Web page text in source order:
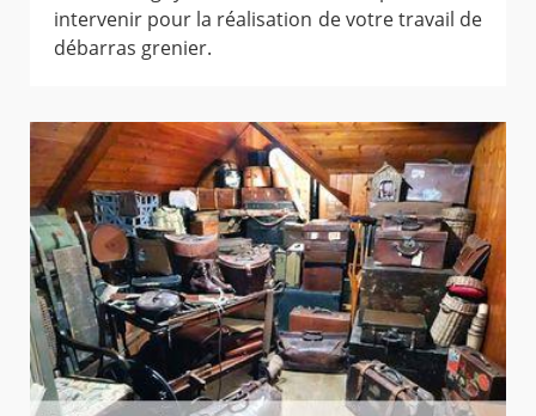
intervenir pour la réalisation de votre travail de
débarras grenier.